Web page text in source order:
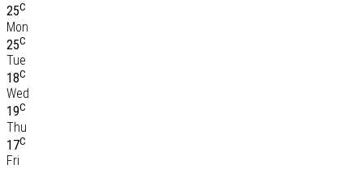
25C
Mon
25C
Tue
18C
Wed
19C
Thu
17C
Fri